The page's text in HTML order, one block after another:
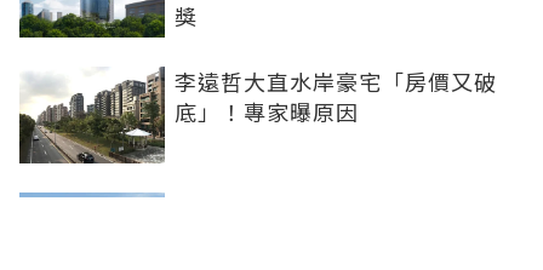
獎
李遠哲大直水岸豪宅「房價又破
底」！專家曝原因